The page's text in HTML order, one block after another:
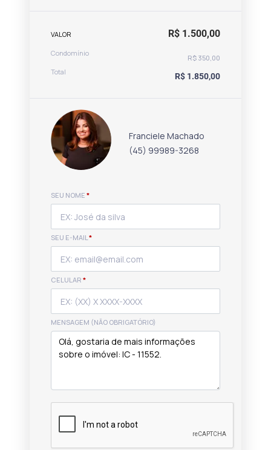
VALOR R$ 1.500,00
Condomínio
R$ 350,00
Total
R$ 1.850,00
Franciele Machado
(45) 99989-3268
SEU NOME *
SEU E-MAIL*
CELULAR *
MENSAGEM (NÃO OBRIGATÓRIO)